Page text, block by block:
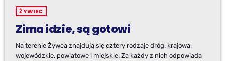
ŻYWIEC
Zima idzie, są gotowi
Na terenie Żywca znajdują się cztery rodzaje dróg: krajowa,
wojewódzkie, powiatowe i miejskie. Za każdy z nich odpowiada